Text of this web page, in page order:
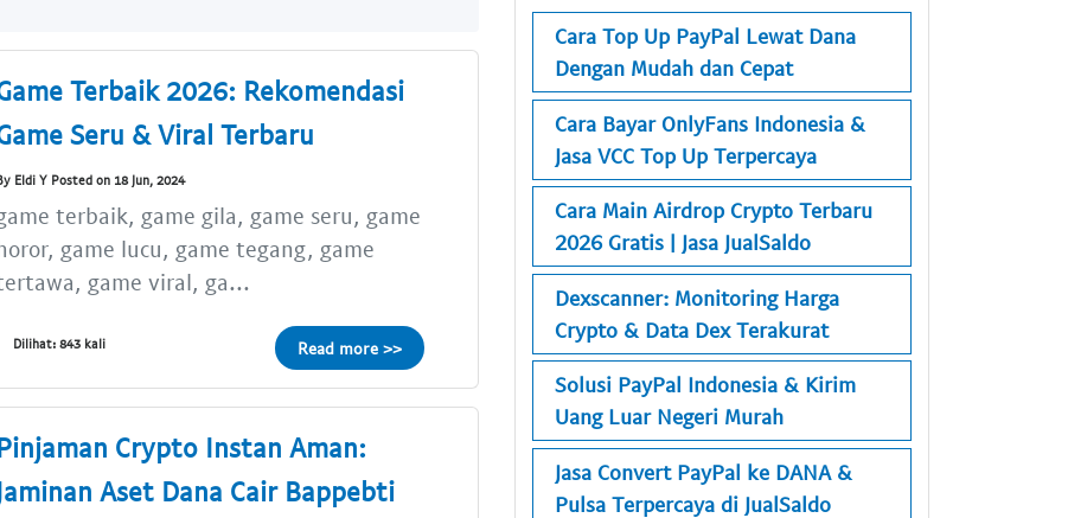
Terbaik 2026: Rekomendasi
Seru & Viral Terbaru
Eldi Y Posted on 18 Jun, 2024
terbaik, game gila, game seru, game
game lucu, game tegang, game
game viral, ga...
Dilihat: 843 kali Read more >>
Crypto Instan Aman:
Aset Dana Cair Bappebti
Cara Top Up PayPal Lewat Dana
Dengan Mudah dan Cepat
Cara Bayar OnlyFans Indonesia &
Jasa VCC Top Up Terpercaya
Cara Main Airdrop Crypto Terbaru
2026 Gratis | Jasa JualSaldo
Dexscanner: Monitoring Harga
Crypto & Data Dex Terakurat
Solusi PayPal Indonesia & Kirim
Uang Luar Negeri Murah
Jasa Convert PayPal ke DANA &
Pulsa Terpercaya di JualSaldo